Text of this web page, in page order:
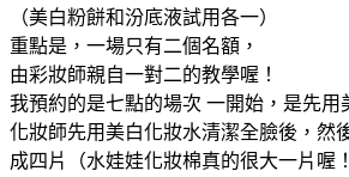
（美白粉餅和汾底液試用各一）
重點是，一場只有二個名額，
由彩妝師親自一對二的教學喔！
我預約的是七點的場次 一開始，是先用
化妝師先用美白化妝水清潔全臉後，然
成四片（水娃娃化妝棉真的很大一片喔